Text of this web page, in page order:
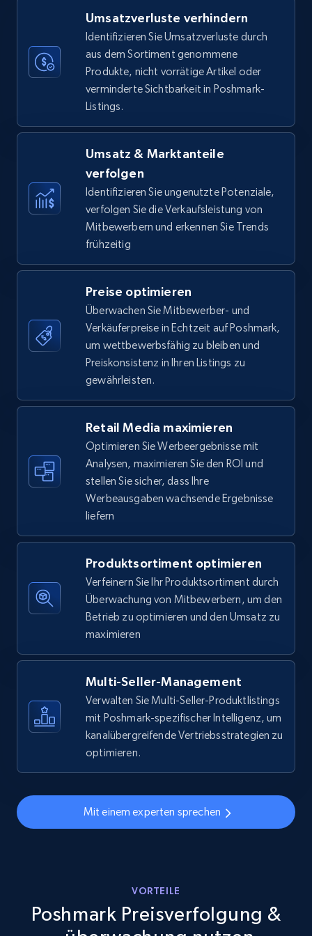
35.3K+ 5.7K+ Jetzt anfangen
rating object, Product rating max, Rating,
Author name, Asin, and more.
7.4K+ 871+ Jetzt anfangen
Specifications, Image urls, Top reviews, and
5.6K+ 876+ Jetzt anfangen
using specific category URL
URL, Final price, Sku, Currency, Gtin,
Specifications, Image urls, Top reviews, and
more.
876+
Walmart - products - Collects products by
specific keywords
URL, Final price, Sku, Currency, Gtin,
more.
876+ Jetzt anfangen
URL, Final price, Sku, Currency, Gtin,
Specifications, Image urls, Top reviews, and
Umsatzverluste verhindern
Identifizieren Sie Umsatzverluste durch
aus dem Sortiment genommene
Produkte, nicht vorrätige Artikel oder
verminderte Sichtbarkeit in Poshmark-
Listings.
Umsatz & Marktanteile
verfolgen
Identifizieren Sie ungenutzte Potenziale,
verfolgen Sie die Verkaufsleistung von
Mitbewerbern und erkennen Sie Trends
frühzeitig
Preise optimieren
Überwachen Sie Mitbewerber- und
Verkäuferpreise in Echtzeit auf Poshmark,
um wettbewerbsfähig zu bleiben und
Preiskonsistenz in Ihren Listings zu
gewährleisten.
Retail Media maximieren
Optimieren Sie Werbeergebnisse mit
Analysen, maximieren Sie den ROI und
stellen Sie sicher, dass Ihre
Werbeausgaben wachsende Ergebnisse
liefern
Produktsortiment optimieren
Verfeinern Sie Ihr Produktsortiment durch
Überwachung von Mitbewerbern, um den
Betrieb zu optimieren und den Umsatz zu
maximieren
Multi-Seller-Management
Verwalten Sie Multi-Seller-Produktlistings
mit Poshmark-spezifischer Intelligenz, um
kanalübergreifende Vertriebsstrategien zu
optimieren.
Mit einem experten sprechen
VORTEILE
Poshmark Preisverfolgung &